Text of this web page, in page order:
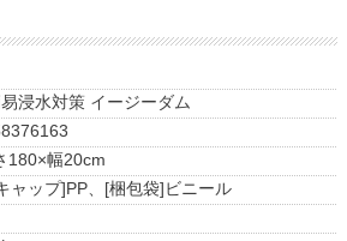
浸水対策 イージーダム
180×幅20cm
ャップ]PP、[梱包袋]ビニール